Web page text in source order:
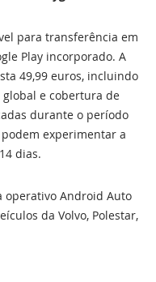
para transferência em
Play incorporado. A
49,99 euros, incluindo
e cobertura de
durante o período
experimentar a
dias.
operativo Android Auto
da Volvo, Polestar,